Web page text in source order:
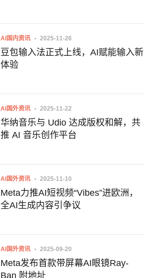
AI国内资讯 2025-11-26
豆包输入法正式上线，AI赋能输入新
体验
AI国外资讯 2025-11-22
华纳音乐与 Udio 达成版权和解，共
推 AI 音乐创作平台
AI国外资讯 2025-11-10
Meta力推AI短视频“Vibes”进欧洲，
全AI生成内容引争议
AI国外资讯 2025-09-20
Meta发布首款带屏幕AI眼镜Ray-
Ban 附地址